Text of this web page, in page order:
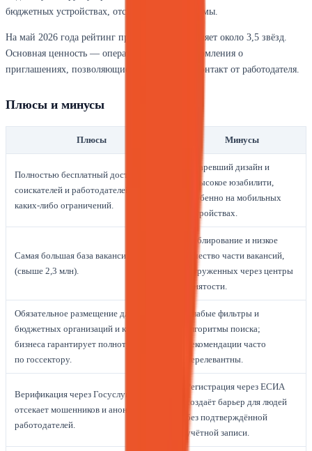
бюджетных устройствах, отсутствие тёмной темы.
На май 2026 года рейтинг приложения составляет около 3,5 звёзд.
Основная ценность — оперативные push-уведомления о
приглашениях, позволяющие не пропустить контакт от работодателя.
Плюсы и минусы
Плюсы Минусы
Полностью бесплатный доступ для
соискателей и работодателей без
каких-либо ограничений.
Устаревший дизайн и
невысокое юзабилити,
особенно на мобильных
устройствах.
Самая большая база вакансий в стране
(свыше 2,3 млн).
Дублирование и низкое
качество части вакансий,
загруженных через центры
занятости.
Обязательное размещение для
бюджетных организаций и крупного
бизнеса гарантирует полноту данных
по госсектору.
Слабые фильтры и
алгоритмы поиска;
рекомендации часто
нерелевантны.
Верификация через Госуслуги
отсекает мошенников и анонимных
работодателей.
Регистрация через ЕСИА
создаёт барьер для людей
без подтверждённой
учётной записи.